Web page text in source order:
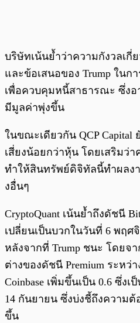
บริษัทเน้นย้ำว่าความกังวลเ
และข้อเสนอของ​ Trump ในก
เพื่อควบคุมหนี้สาธารณะ ซึ่ง
มีมูลค่าพุ่งขึ้น
ในขณะเดียวกัน QCP Capital
เสี่ยงน้อยกว่าหุ้น โดยเสริมว่า
ทำให้สินทรัพย์ดิจิทัลนี้ทำผลง
งอื่นๆ
CryptoQuant เน้นย้ำถึงดัชนี
เปลี่ยนเป็นบวกในวันที่ 6 พฤศ
หลังจากที่ Trump ชนะ โดยจ
ต่างของดัชนี Premium ระหว่า
Coinbase เพิ่มขึ้นเป็น 0.6 ซึ่ง
14 กันยายน ซึ่งบ่งชี้ถึงความ
ขึ้น